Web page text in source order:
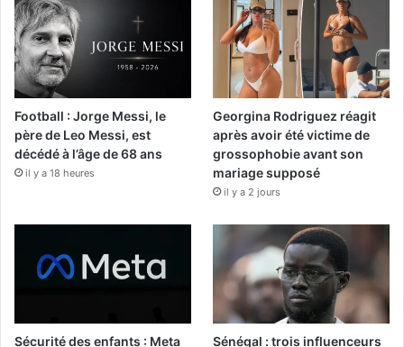
Football : Jorge Messi, le
père de Leo Messi, est
décédé à l’âge de 68 ans
il y a 18 heures
Georgina Rodriguez réagit
après avoir été victime de
grossophobie avant son
mariage supposé
il y a 2 jours
Sécurité des enfants : Meta
Sénégal : trois influenceurs